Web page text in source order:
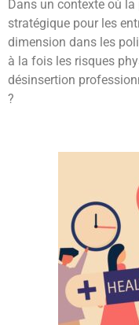
Dans un contexte où
stratégique pour les
dimension dans les
à la fois les risques
désinsertion
?